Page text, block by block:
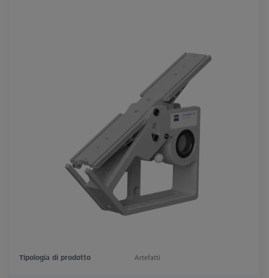
Tipologia di prodotto Artefatti